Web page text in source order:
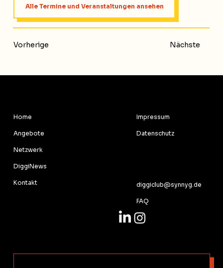
Alle Termine und Veranstaltungen ansehen
Vorherige Nächste
Home
Angebote
Netzwerk
DiggiNews
Kontakt
Impressum
Datenschutz
diggiclub@synnyg.de
FAQ